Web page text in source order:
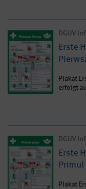
DGUV
Erste
Plakat
erfolgt
DGUV
Erste
Plakat